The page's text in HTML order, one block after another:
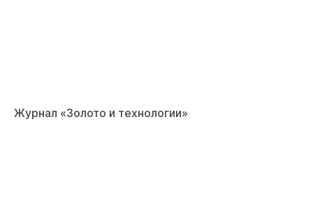
Журнал «Золото и технологии»